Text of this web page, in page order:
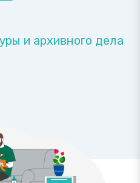
и архивного дела